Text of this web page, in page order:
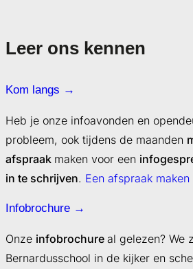
Leer ons kennen
Kom langs →
Heb je onze infoavonden en
probleem, ook tijdens de maanden
afspraak maken voor een
in te schrijven. Een afspraak
Infobrochure →
Onze infobrochure al gelezen? We
Bernardusschool in de kijker en